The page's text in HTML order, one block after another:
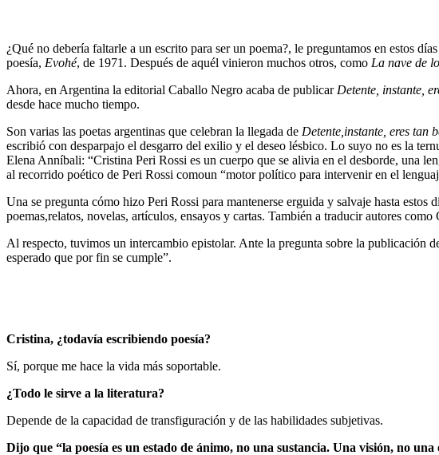
¿Qué no debería faltarle a un escrito para ser un poema?, le preguntamos en estos
poesía, Evohé, de 1971. Después de aquél vinieron muchos otros, como La nave de
Ahora, en Argentina la editorial Caballo Negro acaba de publicar Detente, instante,
desde hace mucho tiempo.
Son varias las poetas argentinas que celebran la llegada de Detente, instante, eres tan
escribió con desparpajo el desgarro del exilio y el deseo lésbico. Lo suyo no es la
Elena Anníbali: “Cristina Peri Rossi es un cuerpo que se alivia en el desborde, una
al recorrido poético de Peri Rossi comoun “motor político para intervenir en el
Una se pregunta cómo hizo Peri Rossi para mantenerse erguida y salvaje hasta estos
poemas,relatos, novelas, artículos, ensayos y cartas. También a traducir autores
Al respecto, tuvimos un intercambio epistolar. Ante la pregunta sobre la publicación
esperado que por fin se cumple”.
Cristina, ¿todavía escribiendo poesía?
Sí, porque me hace la vida más soportable.
¿Todo le sirve a la literatura?
Depende de la capacidad de transfiguración y de las habilidades subjetivas.
Dijo que “la poesía es un estado de ánimo, no una sustancia. Una visión, no una